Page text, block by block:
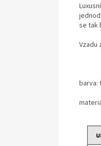
se tak
Vzadu
barva: